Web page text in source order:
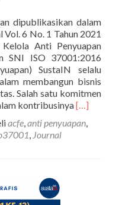
dipublikasikan dalam
6 No. 1 Tahun 2021
Anti Penyuapan
SNI ISO 37001:2016
SustaIN selalu
membangun bisnis
Salah satu komitmen
kontribusinya
ISO
[…]
acfe,anti penyuapan,
, Journal